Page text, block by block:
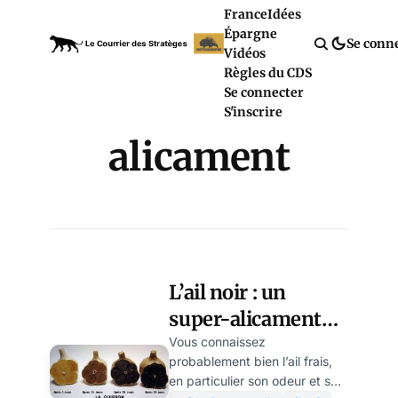
FranceIdées
Épargne
Vidéos
Règles du CDS
Se connecter
S'inscrire
Se
alicament
L’ail noir : un
super-alicament
au succès
phénoménal
Vous connaissez
probablement bien l’ail frais,
en particulier son odeur et son